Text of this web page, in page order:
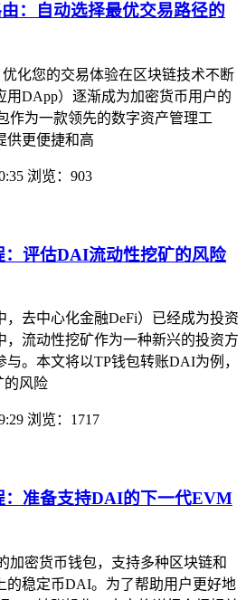
：自动选择最优交易路径的
化您的交易体验在区块链技术不断
用DApp）逐渐成为加密货币用户的
作为一款领先的数字资产管理工
供更便捷和高
浏览：903
评估DAI流动性挖矿的风险
，去中心化金融DeFi）已经成为投资
，流动性挖矿作为一种新兴的投资方
。本文将以TP钱包转账DAI为例，
的风险
浏览：1717
准备支持DAI的下一代EVM
加密货币钱包，支持多种区块链和
的稳定币DAI。为了帮助用户更好地